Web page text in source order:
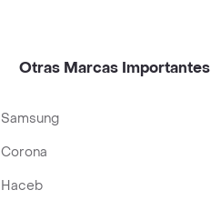
Otras Marcas Importantes
Samsung
Corona
Haceb